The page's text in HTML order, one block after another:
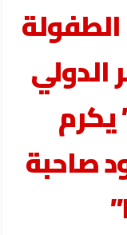
الدولي
صاحبة
براند “Bakery Moka”